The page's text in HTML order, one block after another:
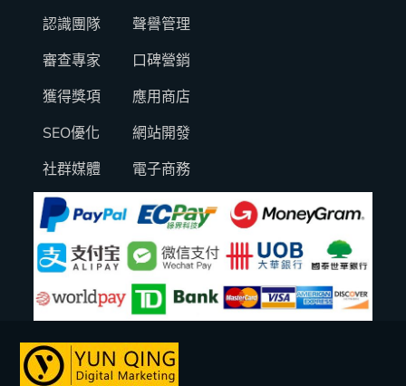
認識團隊
審查專家
獲得獎項
SEO優化
社群媒體
聲譽管理
口碑營銷
應用商店
網站開發
電子商務